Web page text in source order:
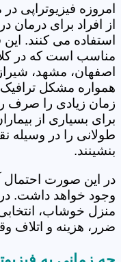
امروزه فیزیوتراپی
از افراد برای
استفاده می کنند.
مناسب است که در
اصفهان، مشهد،
همواره مشکل ترافیک
زمان زیادی را صرف
برای بسیاری از
طولانی را در وسیله
بنشینند.
در این صورت احتمال
وجود خواهد داشت.
منزل خوشاب،
ضرر، هزینه و اتلاف